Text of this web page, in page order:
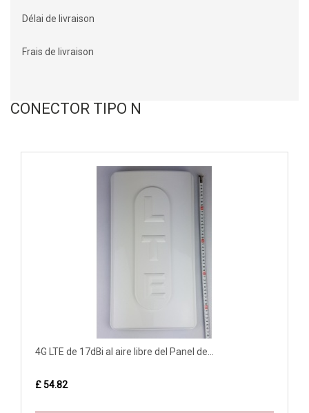
Délai de livraison
Frais de livraison
CONECTOR TIPO N
4G LTE de 17dBi al aire libre del Panel de...
£ 54.82